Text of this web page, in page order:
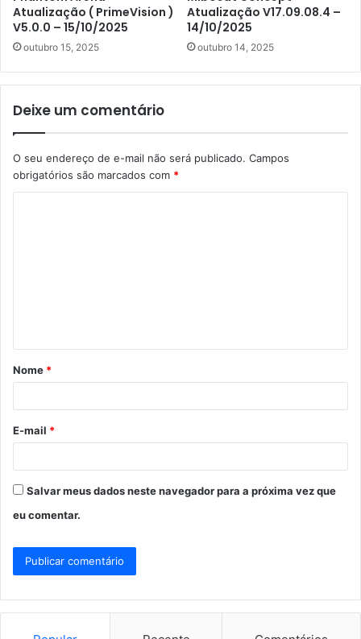
Atualização ( PrimeVision )
V5.0.0 – 15/10/2025
outubro 15, 2025
Atualização V17.09.08.4 –
14/10/2025
outubro 14, 2025
Deixe um comentário
O seu endereço de e-mail não será publicado. Campos
obrigatórios são marcados com *
á
r
*
Nome *
E-mail *
Salvar meus dados neste navegador para a próxima vez que
eu comentar.